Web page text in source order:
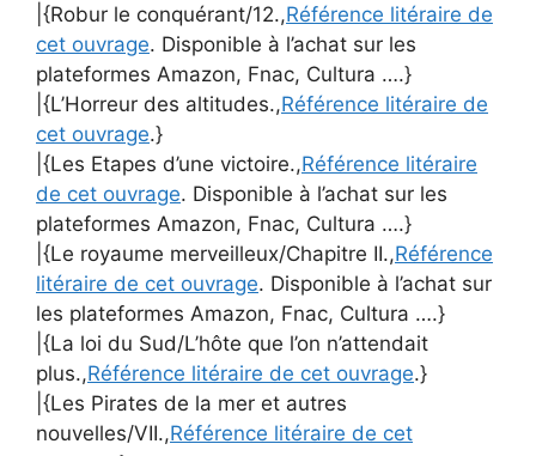
|{Robur le conquérant/12.,Référence litéraire de
cet ouvrage. Disponible à l’achat sur les
plateformes Amazon, Fnac, Cultura ….}
|{L’Horreur des altitudes.,Référence litéraire de
cet ouvrage.}
|{Les Etapes d’une victoire.,Référence litéraire
de cet ouvrage. Disponible à l’achat sur les
plateformes Amazon, Fnac, Cultura ….}
|{Le royaume merveilleux/Chapitre II.,Référence
litéraire de cet ouvrage. Disponible à l’achat sur
les plateformes Amazon, Fnac, Cultura ….}
|{La loi du Sud/L’hôte que l’on n’attendait
plus.,Référence litéraire de cet ouvrage.}
|{Les Pirates de la mer et autres
nouvelles/VII.,Référence litéraire de cet